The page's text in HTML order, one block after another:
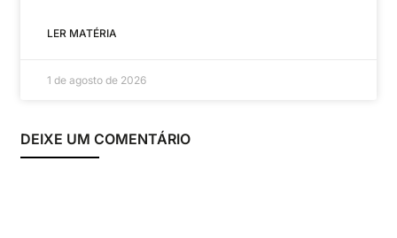
LER MATÉRIA
1 de agosto de 2026
DEIXE UM COMENTÁRIO